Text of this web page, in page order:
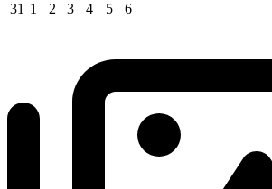
31 1 2 3 4 5 6